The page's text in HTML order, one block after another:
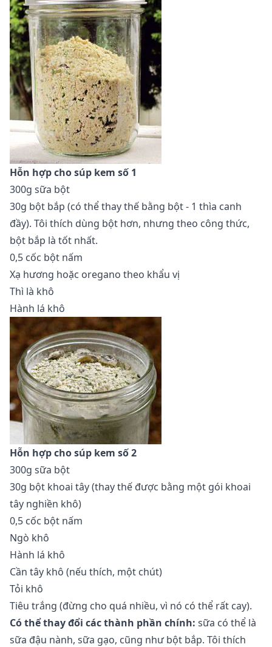
Hỗn hợp cho súp kem số 1
300g sữa bột
30g bột bắp (có thể thay thế bằng bột - 1 thìa canh
đầy). Tôi thích dùng bột hơn, nhưng theo công thức,
bột bắp là tốt nhất.
0,5 cốc bột nấm
Xạ hương hoặc oregano theo khẩu vị
Thì là khô
Hành lá khô
Hỗn hợp cho súp kem số 2
300g sữa bột
30g bột khoai tây (thay thế được bằng một gói khoai
tây nghiền khô)
0,5 cốc bột nấm
Ngò khô
Hành lá khô
Cần tây khô (nếu thích, một chút)
Tỏi khô
Tiêu trắng (đừng cho quá nhiều, vì nó có thể rất cay).
Có thể thay đổi các thành phần chính: sữa có thể là
sữa đậu nành, sữa gạo, cũng như bột bắp. Tôi thích